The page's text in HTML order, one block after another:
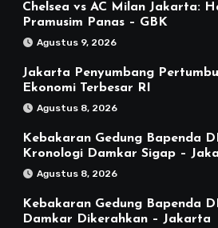
Chelsea vs AC Milan Jakarta:
Pramusim Panas – GBK
Agustus 9, 2026
Jakarta Penyumbang
Ekonomi Terbesar RI
Agustus 8, 2026
Kebakaran Gedung Bapenda
Kronologi Damkar Sigap –
Agustus 8, 2026
Kebakaran Gedung Bapenda
Damkar Dikerahkan – Jakarta